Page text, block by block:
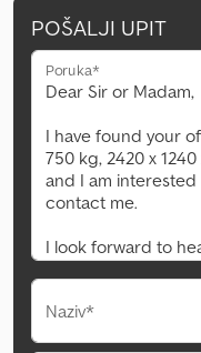
POŠALJI UPIT
Poruka*
Naziv*